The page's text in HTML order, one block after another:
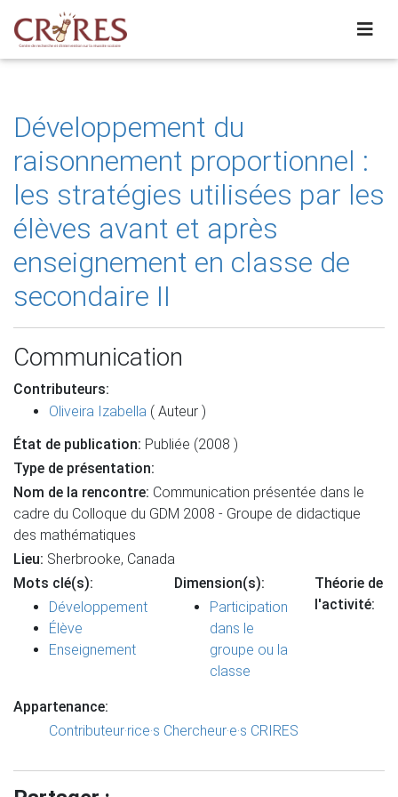
Développement du
raisonnement proportionnel :
les stratégies utilisées par les
élèves avant et après
enseignement en classe de
secondaire II
Communication
Contributeurs:
Oliveira Izabella ( Auteur )
État de publication: Publiée (2008 )
Type de présentation:
Nom de la rencontre: Communication présentée dans le
cadre du Colloque du GDM 2008 - Groupe de didactique
des mathématiques
Lieu: Sherbrooke, Canada
Mots clé(s):
Développement
Élève
Enseignement
Dimension(s):
Participation
dans le
groupe ou la
classe
Théorie de
l'activité:
Appartenance:
Contributeur·rice·s Chercheur·e·s CRIRES